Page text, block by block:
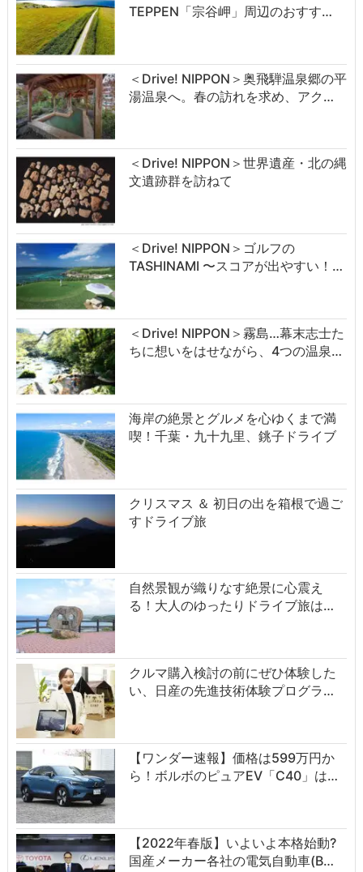
TEPPEN「宗谷岬」周辺のおすす…
＜Drive! NIPPON＞奥飛騨温泉郷の平
湯温泉へ。春の訪れを求め、アク…
＜Drive! NIPPON＞世界遺産・北の縄
文遺跡群を訪ねて
＜Drive! NIPPON＞ゴルフの
TASHINAMI 〜スコアが出やすい！…
＜Drive! NIPPON＞霧島…幕末志士た
ちに想いをはせながら、4つの温泉…
海岸の絶景とグルメを心ゆくまで満
喫！千葉・九十九里、銚子ドライブ
クリスマス ＆ 初日の出を箱根で過ご
すドライブ旅
自然景観が織りなす絶景に心震え
る！大人のゆったりドライブ旅は…
クルマ購入検討の前にぜひ体験した
い、日産の先進技術体験プログラ…
【ワンダー速報】価格は599万円か
ら！ボルボのピュアEV「C40」は…
【2022年春版】いよいよ本格始動?
国産メーカー各社の電気自動車(B…